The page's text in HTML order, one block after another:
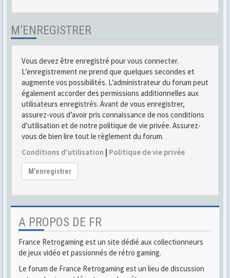
M’ENREGISTRER
Vous devez être enregistré pour vous connecter.
L’enregistrement ne prend que quelques secondes et
augmente vos possibilités. L’administrateur du forum peut
également accorder des permissions additionnelles aux
utilisateurs enregistrés. Avant de vous enregistrer,
assurez-vous d’avoir pris connaissance de nos conditions
d’utilisation et de notre politique de vie privée. Assurez-
vous de bien lire tout le règlement du forum.
Conditions d’utilisation | Politique de vie privée
M’enregistrer
A PROPOS DE FR
France Retrogaming est un site dédié aux collectionneurs
de jeux vidéo et passionnés de rétro gaming.
Le forum de France Retrogaming est un lieu de discussion